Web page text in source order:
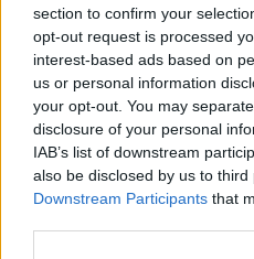
section to confirm your
opt-out request is processed
interest-based ads based on
us or personal information
your opt-out. You may
disclosure of your personal
IAB’s list of downstream
also be disclosed by us to third
Downstream Participants that
2026. augusztus 06.,
Villamosenergia-
enyhítéséről
fogadott el a